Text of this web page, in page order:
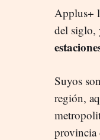
Applus+
del siglo,
Suyos
región,
provincia